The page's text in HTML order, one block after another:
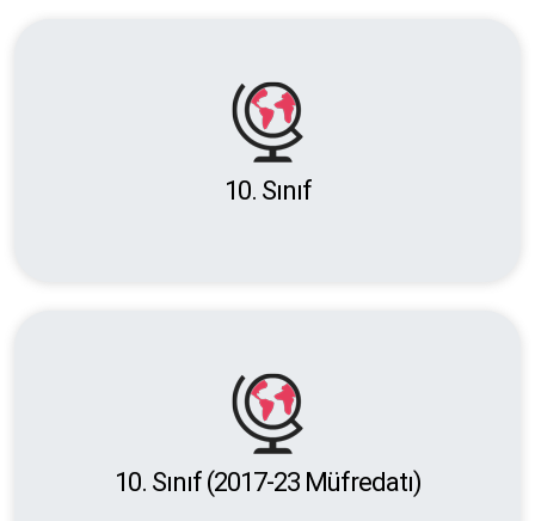
10. Sınıf
10. Sınıf (2017-23 Müfredatı)